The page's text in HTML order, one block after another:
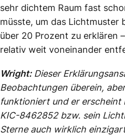
sehr dichtem Raum fast
müsste, um das Lichtmuster
über 20 Prozent zu erklären
relativ weit voneinander
Wright:Dieser
Beobachtungen überein,
funktioniert und er erscheint
KIC-8462852 bzw. sein
Sterne auch wirklich